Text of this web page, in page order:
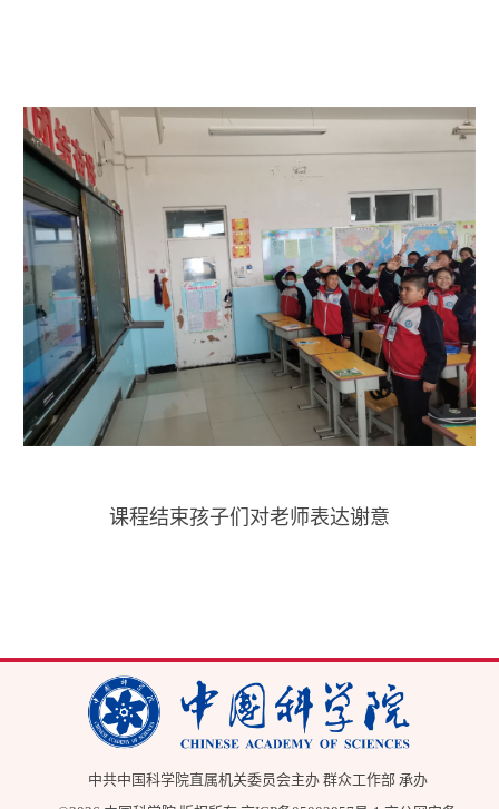
课程结束孩子们对老师表达谢意
中共中国科学院直属机关委员会主办 群众工作部 承办